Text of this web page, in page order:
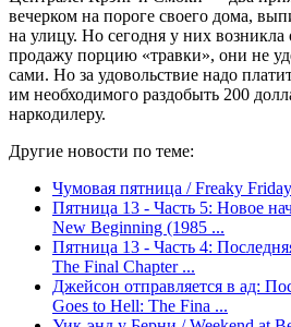
вечерком на пороге своего дома,
на улицу. Но сегодня у них возникла
продажу порцию «травки», они не
сами. Но за удовольствие надо
им необходимого раздобыть 200
наркодилеру.
Другие новости по теме:
Чумовая пятница / Freaky Friday
Пятница 13 - Часть 5: Новое
New Beginning (1985 ...
Пятница 13 - Часть 4:
The Final Chapter ...
Джейсон отправляется в ад:
Goes to Hell: The Fina ...